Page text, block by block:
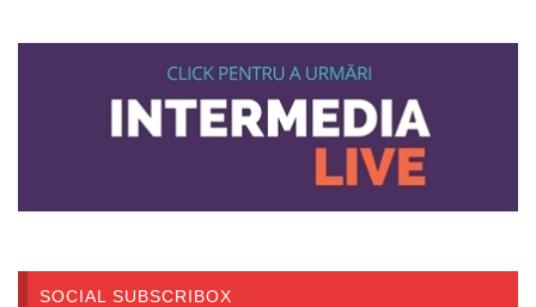
SOCIAL SUBSCRIBOX